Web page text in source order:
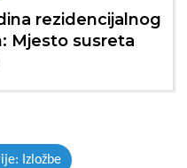
rezidencijalnog
Mjesto susreta
Izložbe